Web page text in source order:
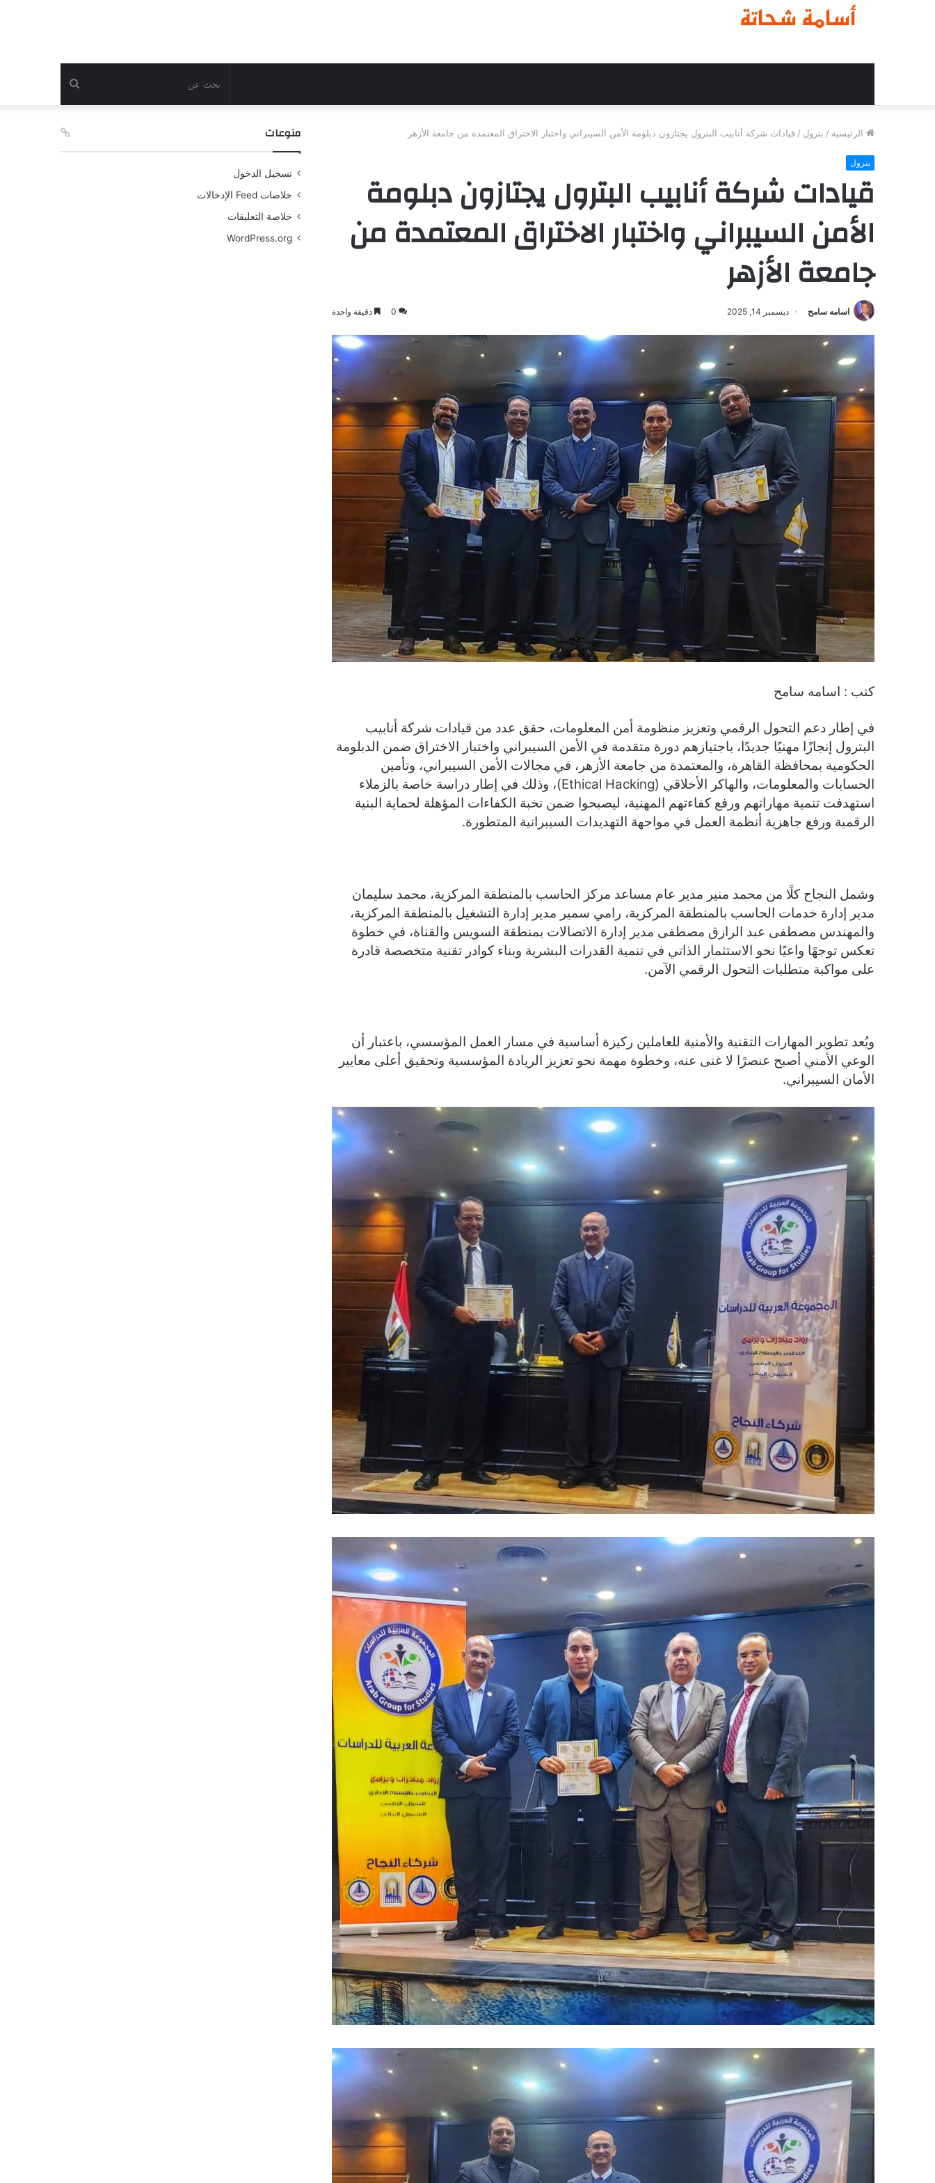
بحث
عن
الرئيسية / بترول / قيادات شركة أنابيب البترول يجتازون دبلومة الأمن السيبراني واختبار الاختراق المعتمدة من جامعة الأزهر
بترول
قيادات شركة أنابيب البترول يجتازون دبلومة
الأمن السيبراني واختبار الاختراق المعتمدة من
جامعة الأزهر
اسامه سامح ديسمبر 14, 2025 0 دقيقة واحدة
كتب : اسامه سامح
في إطار دعم التحول الرقمي وتعزيز منظومة أمن المعلومات، حقق عدد من قيادات شركة أنابيب
البترول إنجازًا مهنيًا جديدًا، باجتيازهم دورة متقدمة في الأمن السيبراني واختبار الاختراق ضمن الدبلومة
الحكومية بمحافظة القاهرة، والمعتمدة من جامعة الأزهر، في مجالات الأمن السيبراني، وتأمين
الحسابات والمعلومات، والهاكر الأخلاقي (Ethical Hacking)، وذلك في إطار دراسة خاصة بالزملاء
استهدفت تنمية مهاراتهم ورفع كفاءتهم المهنية، ليصبحوا ضمن نخبة الكفاءات المؤهلة لحماية البنية
الرقمية ورفع جاهزية أنظمة العمل في مواجهة التهديدات السيبرانية المتطورة.
وشمل النجاح كلًا من محمد منير مدير عام مساعد مركز الحاسب بالمنطقة المركزية، محمد سليمان
مدير إدارة خدمات الحاسب بالمنطقة المركزية، رامي سمير مدير إدارة التشغيل بالمنطقة المركزية،
والمهندس مصطفى عبد الرازق مصطفى مدير إدارة الاتصالات بمنطقة السويس والقناة، في خطوة
تعكس توجهًا واعيًا نحو الاستثمار الذاتي في تنمية القدرات البشرية وبناء كوادر تقنية متخصصة قادرة
على مواكبة متطلبات التحول الرقمي الآمن.
ويُعد تطوير المهارات التقنية والأمنية للعاملين ركيزة أساسية في مسار العمل المؤسسي، باعتبار أن
الوعي الأمني أصبح عنصرًا لا غنى عنه، وخطوة مهمة نحو تعزيز الريادة المؤسسية وتحقيق أعلى معايير
الأمان السيبراني.
منوعات
تسجيل الدخول
خلاصات Feed الإدخالات
خلاصة التعليقات
WordPress.org